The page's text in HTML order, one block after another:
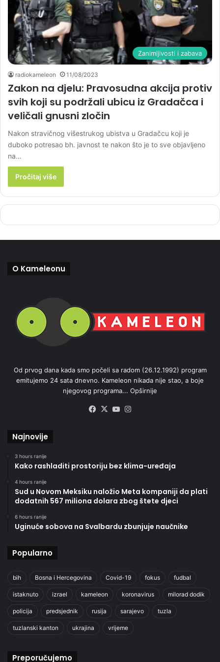
Zanimljivosti i zabava
radiokameleon 11/08/2023
Zakon na djelu: Pravosudna akcija protiv
svih koji su podržali ubicu iz Gradačca i
veličali gnusni zločin
Nakon stravičnog višestrukog ubistva u Gradačcu koji je
duboko potresao bh. javnost te nakon što je to sve objavljeno
na…
Pročitaj više
O Kameleonu
Od prvog dana kada smo počeli sa radom (26.12.1992) program
emitujemo 24 sata dnevno. Kameleon nikada nije stao, a boje
njegovog programa... Opširnije
Facebook
X YouTube
Najnovije
3 hours ranije
Kako rashladiti prostoriju bez klima-uređaja
4 hours ranije
Sud u Novom Meksiku naložio Meta kompaniji da plati
dodatnih 567 miliona dolara zbog štete djeci
6 hours ranije
Uginuće sobova na Svalbardu zbunjuje naučnike
Popularno
bih Bosna i Hercegovina Covid-19 fokus fudbal
istaknuto izrael kameleon koronavirus milorad dodik
policija predsjednik rusija sarajevo tuzla
tuzlanski kanton ukrajina vrijeme
Preporučujemo